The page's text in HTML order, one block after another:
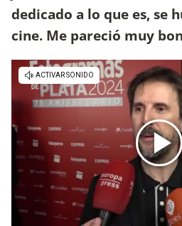
dedicado a lo que es, se
cine. Me pareció muy